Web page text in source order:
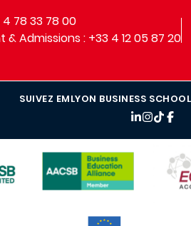
78 33 78 00
Admissions : +33 4 12 05 87 20
SUIVEZ EMLYON BUSINESS
IMAGE